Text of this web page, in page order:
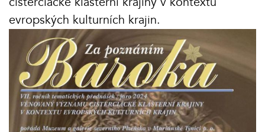
evropských kulturních krajin.